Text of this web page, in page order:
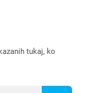
tukaj, ko